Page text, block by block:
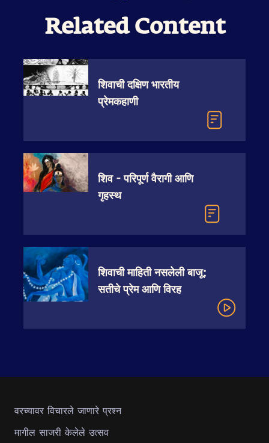
Related Content
शिवाची दक्षिण भारतीय
प्रेमकहाणी
शिव - परिपूर्ण वैरागी आणि
गृहस्थ
शिवाची माहिती नसलेली बाजू:
सतीचे प्रेम आणि विरह
वरच्यावर विचारले जाणारे प्रश्न
मागील साजरी केलेले उत्सव